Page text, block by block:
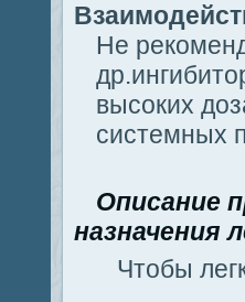
Не
высоких
системных
Описание
назначения
Чтобы